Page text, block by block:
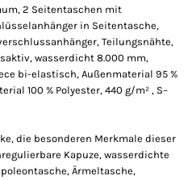
2 Seitentaschen mit
in Seitentasche,
Teilungsnähte,
wasserdicht 8.000 mm,
bi-elastisch, Außenmaterial 95 %
100 % Polyester, 440 g/m² , S–
die besonderen Merkmale dieser
Kapuze, wasserdichte
Ärmeltasche,